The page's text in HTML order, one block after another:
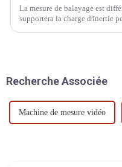
La mesure de balayage est
supportera la charge d'inertie
Recherche Associée
Machine de mesure vidéo